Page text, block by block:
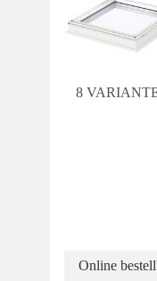
8
Online